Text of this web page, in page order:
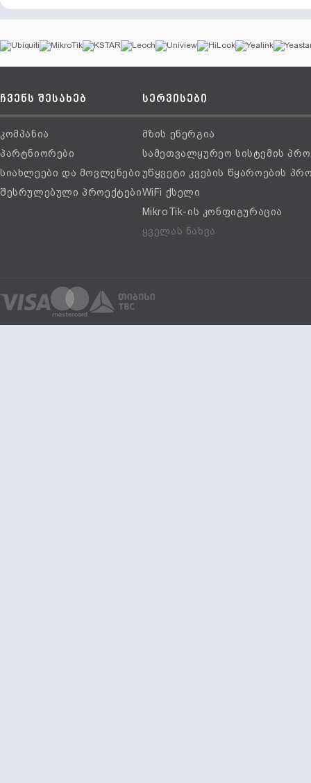
ჩვენს შესახებ
კომპანია
პარტნიორები
სიახლეები და მოვლენები
შესრულებული პროექტები
სერვისები
მზის ენერგია
სამეთვალყურეო სისტემის
უწყვეტი კვების წყაროების
WiFi ქსელი
MikroTik-ის კონფიგურაცია
ყველას ნახვა